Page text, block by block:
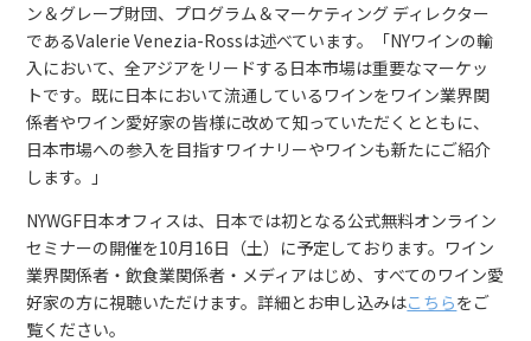
ン＆グレープ財団、プログラム＆マーケティング ディレクター
であるValerie Venezia-Rossは述べています。「NYワインの輸
入において、全アジアをリードする日本市場は重要なマーケッ
トです。既に日本において流通しているワインをワイン業界関
係者やワイン愛好家の皆様に改めて知っていただくとともに、
日本市場への参入を目指すワイナリーやワインも新たにご紹介
します。」
NYWGF日本オフィスは、日本では初となる公式無料オンライン
セミナーの開催を10月16日（土）に予定しております。ワイン
業界関係者・飲食業関係者・メディアはじめ、すべてのワイン愛
好家の方に視聴いただけます。詳細とお申し込みはこちらをご
覧ください。